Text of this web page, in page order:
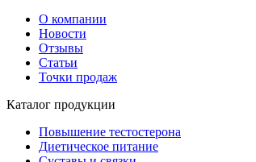
О компании
Новости
Отзывы
Статьи
Точки продаж
Каталог продукции
Повышение тестостерона
Диетическое питание